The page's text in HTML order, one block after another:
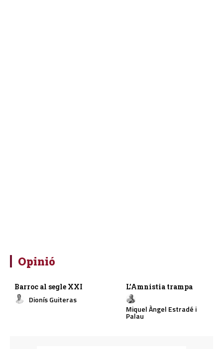
Opinió
Barroc al segle XXI
Dionís Guiteras
L’Amnistia trampa
Miquel Àngel Estradé i
Palau